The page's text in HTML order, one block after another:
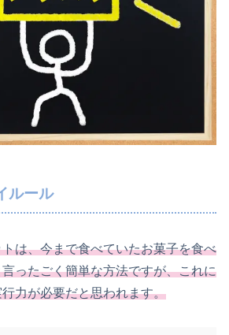
ルール
は、今まで食べていたお菓子を食べ
ったごく簡単な方法ですが、これに
力が必要だと思われます。